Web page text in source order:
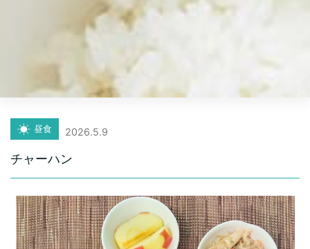
昼食 2026.5.9
チャーハン